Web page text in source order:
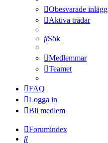
Obesvarade inlägg
Aktiva trådar
Sök
Medlemmar
Teamet
FAQ
Logga in
Bli medlem
Forumindex
Sök